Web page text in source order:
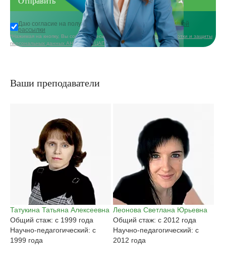
Даю согласие на получениеинформационной и рекламной
рассылки
*Нажимая на кнопку, Вы соглашаетесь сполитикой в области обработки и защиты
персональных данных АНО ДПО «ЦАППКК»
Ваши преподаватели
Татукина Татьяна Алексеевна
Общий стаж: с 1999 года
Научно-педагогический: с
1999 года
Леонова Светлана Юрьевна
Общий стаж: с 2012 года
Научно-педагогический: с
2012 года